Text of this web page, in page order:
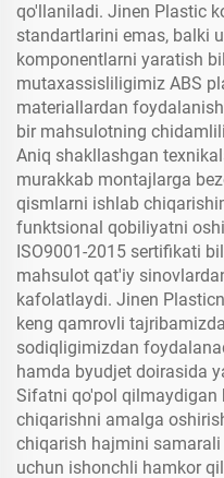
qo'llaniladi. Jinen Plastic
standartlarini emas, balki
komponentlarni yaratish
mutaxassisliligimiz ABS
materiallardan
bir mahsulotning
Aniq shakllashgan
murakkab montajlarga
qismlarni ishlab
funktsional qobiliyatni
ISO9001-2015 sertifikati
mahsulot qat'iy
kafolatlaydi. Jinen
keng qamrovli
sodiqligimizdan
hamda byudjet doirasida
Sifatni qo'pol
chiqarishni amalga
chiqarish hajmini
uchun ishonchli hamkor